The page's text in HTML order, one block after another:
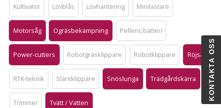
Kultivator Lövblås Lövhantering Minilastare
Motorsåg Ogräsbekämpning Pellenc batteri
Power-cutters Robotgräsklippare Robotklippare Röjsåg
RTK-teknik Släntklippare Snöslunga Trädgårdskärra
Trimmer Tvätt / Vatten
KONTAKTA OSS